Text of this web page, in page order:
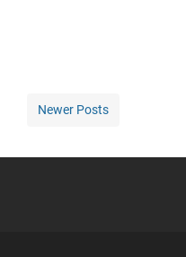
Newer Posts